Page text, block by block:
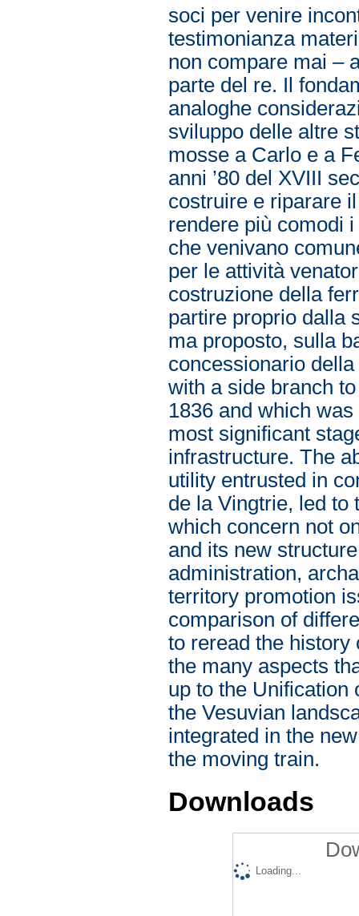
soci per venire
testimonianza
non compare mai –
parte del re. Il
analoghe
sviluppo delle altre
mosse a Carlo e a
anni ’80 del XVIII
costruire e riparare
rendere più comodi
che venivano
per le attività
costruzione della
partire proprio dalla
ma proposto, sulla
concessionario
with a side branch
1836 and which
most significant
infrastructure. The
utility entrusted in
de la Vingtrie, led to
which concern not
and its new
administration,
territory promotion
comparison of
to reread the history
the many aspects
up to the Unification
the Vesuvian
integrated in the
the moving train.
Downloads
Loading...